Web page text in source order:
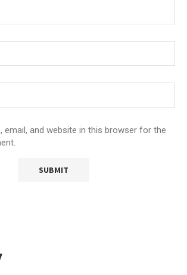
email, and website in this browser for the